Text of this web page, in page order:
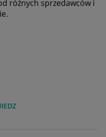
różnych sprzedawców i